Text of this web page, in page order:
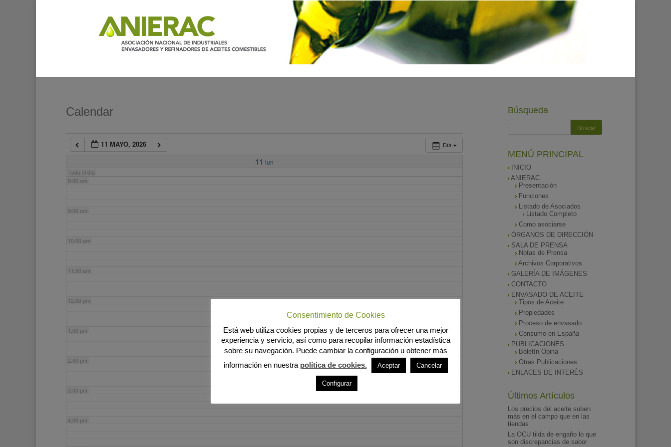
Calendar
Día
11 MAYO, 2026
11 lun
Todo el día
7:00 am
8:00 am
9:00 am
10:00 am
11:00 am
12:00 pm
1:00 pm
2:00 pm
3:00 pm
4:00 pm
Búsqueda
MENÚ PRINCIPAL
INICIO
ANIERAC
Presentación
Funciones
Listado de Asociados
Listado Completo
Como asociarse
ÓRGANOS DE DIRECCIÓN
SALA DE PRENSA
Notas de Prensa
Archivos Corporativos
GALERÍA DE IMÁGENES
CONTACTO
ENVASADO DE ACEITE
Tipos de Aceite
Propiedades
Proceso de envasado
Consumo en España
PUBLICACIONES
Boletín Opina
Otras Publicaciones
ENLACES DE INTERÉS
Últimos Artículos
Los precios del aceite suben
más en el campo que en las
tiendas
La OCU tilda de engaño lo que
son discrepancias de sabor
Consentimiento de Cookies
Está web utiliza cookies propias y de terceros para ofrecer una mejor
experiencia y servicio, así como para recopilar información estadística
sobre su navegación. Puede cambiar la configuración u obtener más
información en nuestra política de cookies. Aceptar Cancelar
Configurar